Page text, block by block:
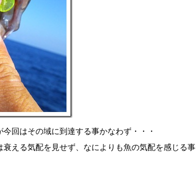
回はその域に到達する事かなわず・・・
える気配を見せず、なによりも魚の気配を感じる事